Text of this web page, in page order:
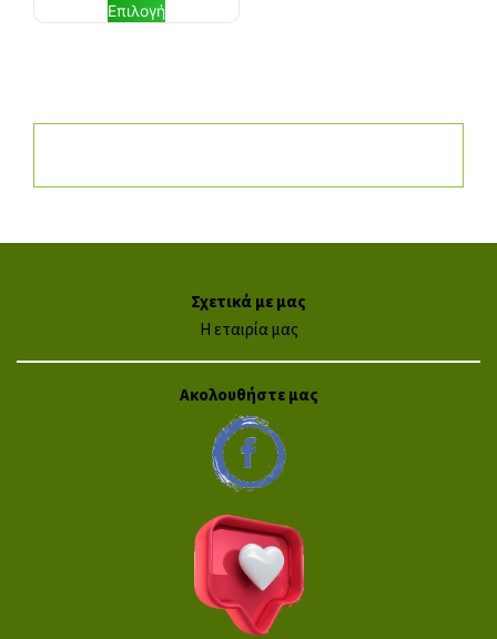
Επιλογή
Σχετικά με μας
Η εταιρία μας
Ακολουθήστε μας